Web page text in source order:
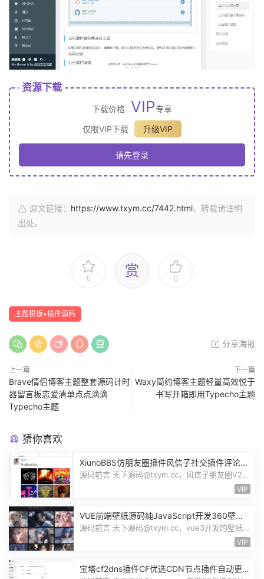
资源下载
下载价格 VIP专享
仅限VIP下载
升级VIP
请先登录
原文链接： https://www.txym.cc/7442.html，转载请注明
出处。
0 赏 0
主题模板▪插件源码
分享海报
上一篇
Brave情侣博客主题整套源码计时
器留言板恋爱清单点点滴滴
Typecho主题
下一篇
Waxy简约博客主题轻量高效悦于
书写开箱即用Typecho主题
猜你喜欢
XiunoBBS仿朋友圈插件风信子社交插件评论回
复点赞互动自适应源码修罗论坛fxz_friends
源码前言 天下源码@txym.cc，风信子朋友圈V2.0
VIP
VUE前端壁纸源码纯JavaScript开发360壁纸
接口wallpaper模板无后台源码奇风壁纸
源码前言 天下源码@txym.cc，vue3开发的壁纸网
VIP
宝塔cf2dns插件CF优选CDN节点插件自动更新